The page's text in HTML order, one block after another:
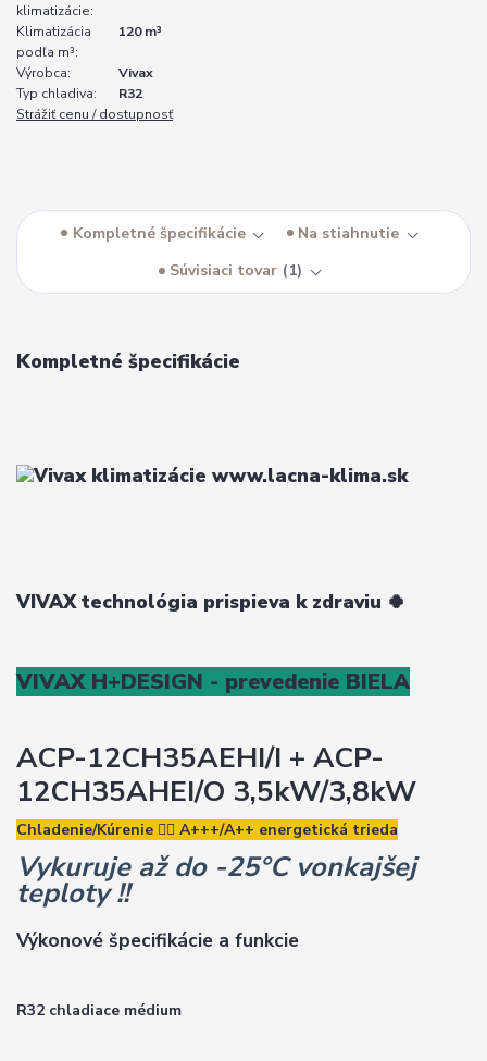
klimatizácie:
Klimatizácia
podľa m³:
120 m³
Výrobca:
Vivax
Typ chladiva:
R32
Strážiť cenu / dostupnosť
Kompletné špecifikácie
Na stiahnutie
Súvisiaci tovar
1
Kompletné špecifikácie
VIVAX technológia prispieva k zdraviu 🍀
VIVAX H+DESIGN - prevedenie BIELA
ACP-12CH35AEHI/I + ACP-
12CH35AHEI/O 3,5kW/3,8kW
Chladenie/Kúrenie 👉🏽 A+++/A++ energetická trieda
Vykuruje až do -25°C vonkajšej
teploty !!
Výkonové špecifikácie a funkcie
R32 chladiace médium